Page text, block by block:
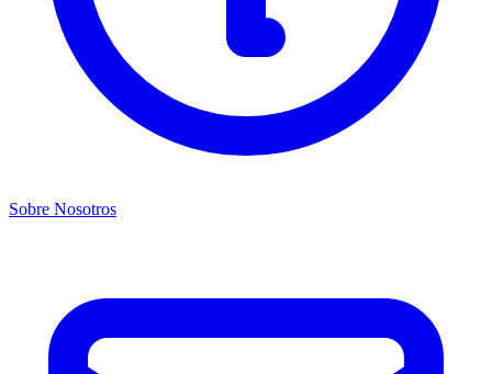
Sobre Nosotros